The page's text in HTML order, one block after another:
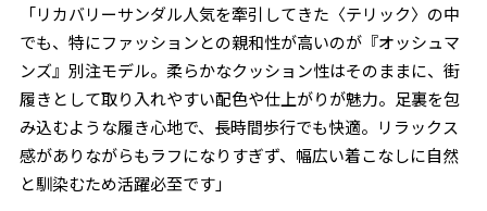
「リカバリーサンダル人気を牽引してきた〈テリック〉の中
でも、特にファッションとの親和性が高いのが『オッシュマ
ンズ』別注モデル。柔らかなクッション性はそのままに、街
履きとして取り入れやすい配色や仕上がりが魅力。足裏を包
み込むような履き心地で、長時間歩行でも快適。リラックス
感がありながらもラフになりすぎず、幅広い着こなしに自然
と馴染むため活躍必至です」